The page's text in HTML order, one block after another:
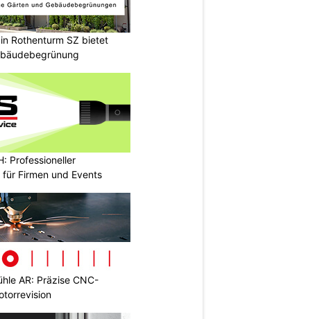
Rothenturm SZ bietet
Professioneller
Firmen und Events
AR: Präzise CNC-